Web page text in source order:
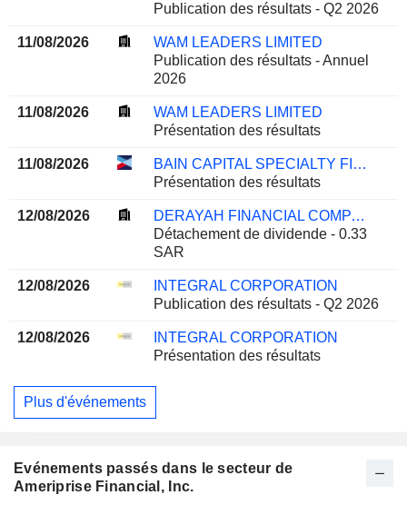
Publication des résultats - Q2 2026
11/08/2026
WAM LEADERS LIMITED
Publication des résultats - Annuel
2026
11/08/2026
WAM LEADERS LIMITED
Présentation des résultats
11/08/2026
BAIN CAPITAL SPECIALTY FINANCE, INC.
Présentation des résultats
12/08/2026
DERAYAH FINANCIAL COMPANY
Détachement de dividende - 0.33
SAR
12/08/2026
INTEGRAL CORPORATION
Publication des résultats - Q2 2026
12/08/2026
INTEGRAL CORPORATION
Présentation des résultats
Plus d'événements
Evénements passés dans le secteur de
Ameriprise Financial, Inc.